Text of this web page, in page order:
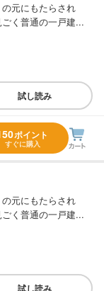
元にもたらされ
く普通の一戸建...
試し読み
ポイント
すぐに購入
元にもたらされ
く普通の一戸建...
試し読み